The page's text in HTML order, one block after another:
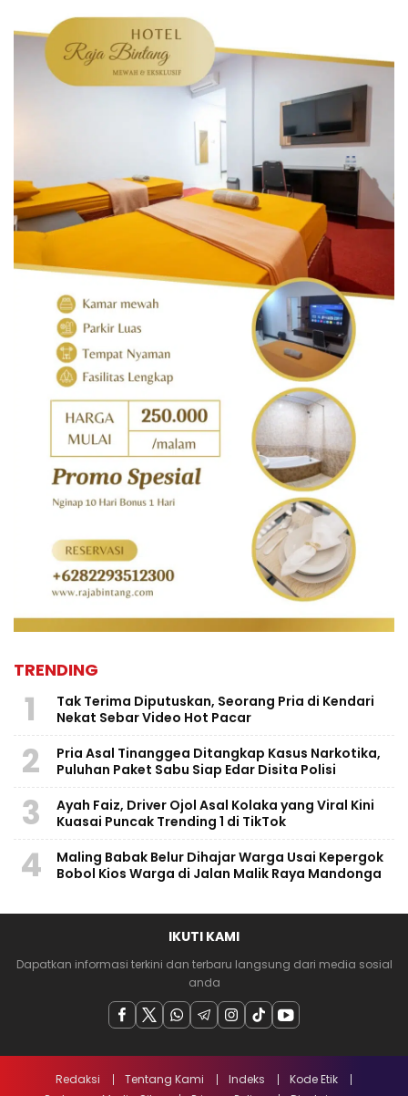
TRENDING
1
Tak Terima Diputuskan, Seorang Pria di Kendari
Nekat Sebar Video Hot Pacar
2
Pria Asal Tinanggea Ditangkap Kasus Narkotika,
Puluhan Paket Sabu Siap Edar Disita Polisi
3
Ayah Faiz, Driver Ojol Asal Kolaka yang Viral Kini
Kuasai Puncak Trending 1 di TikTok
4
Maling Babak Belur Dihajar Warga Usai Kepergok
Bobol Kios Warga di Jalan Malik Raya Mandonga
IKUTI KAMI
Dapatkan informasi terkini dan terbaru langsung dari media sosial
anda
Redaksi Tentang Kami Indeks
Kode Etik